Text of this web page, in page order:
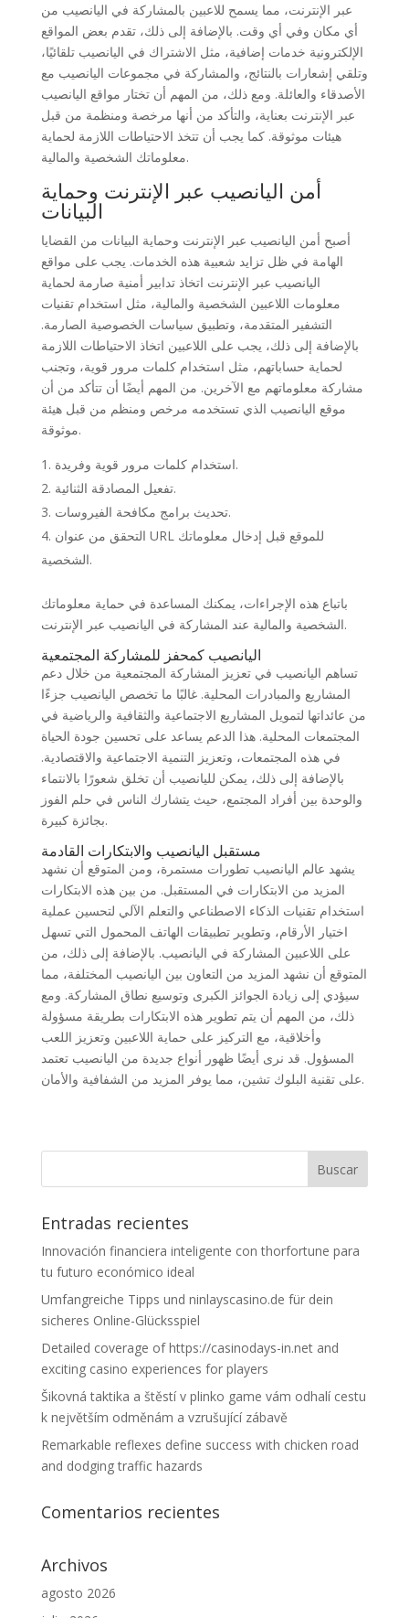
عبر الإنترنت، مما يسمح للاعبين بالمشاركة في اليانصيب من
أي مكان وفي أي وقت. بالإضافة إلى ذلك، تقدم بعض المواقع
الإلكترونية خدمات إضافية، مثل الاشتراك في اليانصيب تلقائيًا،
وتلقي إشعارات بالنتائج، والمشاركة في مجموعات اليانصيب مع
الأصدقاء والعائلة. ومع ذلك، من المهم أن تختار مواقع اليانصيب
عبر الإنترنت بعناية، والتأكد من أنها مرخصة ومنظمة من قبل
هيئات موثوقة. كما يجب أن تتخذ الاحتياطات اللازمة لحماية
معلوماتك الشخصية والمالية.
أمن اليانصيب عبر الإنترنت وحماية
البيانات
أصبح أمن اليانصيب عبر الإنترنت وحماية البيانات من القضايا
الهامة في ظل تزايد شعبية هذه الخدمات. يجب على مواقع
اليانصيب عبر الإنترنت اتخاذ تدابير أمنية صارمة لحماية
معلومات اللاعبين الشخصية والمالية، مثل استخدام تقنيات
التشفير المتقدمة، وتطبيق سياسات الخصوصية الصارمة.
بالإضافة إلى ذلك، يجب على اللاعبين اتخاذ الاحتياطات اللازمة
لحماية حساباتهم، مثل استخدام كلمات مرور قوية، وتجنب
مشاركة معلوماتهم مع الآخرين. من المهم أيضًا أن تتأكد من أن
موقع اليانصيب الذي تستخدمه مرخص ومنظم من قبل هيئة
موثوقة.
استخدام كلمات مرور قوية وفريدة.
تفعيل المصادقة الثنائية.
تحديث برامج مكافحة الفيروسات.
التحقق من عنوان URL للموقع قبل إدخال معلوماتك
الشخصية.
باتباع هذه الإجراءات، يمكنك المساعدة في حماية معلوماتك
الشخصية والمالية عند المشاركة في اليانصيب عبر الإنترنت.
اليانصيب كمحفز للمشاركة المجتمعية
تساهم اليانصيب في تعزيز المشاركة المجتمعية من خلال دعم
المشاريع والمبادرات المحلية. غالبًا ما تخصص اليانصيب جزءًا
من عائداتها لتمويل المشاريع الاجتماعية والثقافية والرياضية في
المجتمعات المحلية. هذا الدعم يساعد على تحسين جودة الحياة
في هذه المجتمعات، وتعزيز التنمية الاجتماعية والاقتصادية.
بالإضافة إلى ذلك، يمكن لليانصيب أن تخلق شعورًا بالانتماء
والوحدة بين أفراد المجتمع، حيث يتشارك الناس في حلم الفوز
بجائزة كبيرة.
مستقبل اليانصيب والابتكارات القادمة
يشهد عالم اليانصيب تطورات مستمرة، ومن المتوقع أن نشهد
المزيد من الابتكارات في المستقبل. من بين هذه الابتكارات
استخدام تقنيات الذكاء الاصطناعي والتعلم الآلي لتحسين عملية
اختيار الأرقام، وتطوير تطبيقات الهاتف المحمول التي تسهل
على اللاعبين المشاركة في اليانصيب. بالإضافة إلى ذلك، من
المتوقع أن نشهد المزيد من التعاون بين اليانصيب المختلفة، مما
سيؤدي إلى زيادة الجوائز الكبرى وتوسيع نطاق المشاركة. ومع
ذلك، من المهم أن يتم تطوير هذه الابتكارات بطريقة مسؤولة
وأخلاقية، مع التركيز على حماية اللاعبين وتعزيز اللعب
المسؤول. قد نرى أيضًا ظهور أنواع جديدة من اليانصيب تعتمد
على تقنية البلوك تشين، مما يوفر المزيد من الشفافية والأمان.
Entradas recientes
Innovación financiera inteligente con thorfortune para
tu futuro económico ideal
Umfangreiche Tipps und ninlayscasino.de für dein
sicheres Online-Glücksspiel
Detailed coverage of https://casinodays-in.net and
exciting casino experiences for players
Šikovná taktika a štěstí v plinko game vám odhalí cestu
k největším odměnám a vzrušující zábavě
Remarkable reflexes define success with chicken road
and dodging traffic hazards
Comentarios recientes
Archivos
agosto 2026